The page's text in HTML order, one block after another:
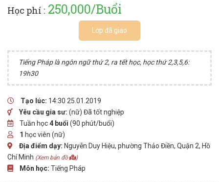
Học phí : 250,000/Buổi
Lớp đã giao
Tiếng Pháp là ngôn ngữ thứ 2, ra tết học, học thứ 2,3,5,6:
19h30
Tạo lúc: 14:30 25.01.2019
Yêu cầu gia sư: (nữ) Đã tốt nghiệp
Tuần học4 buổi (90 phút/buổi)
1 học viên (nữ)
Địa điểm dạy: Nguyễn Duy Hiệu, phường Thảo Điền, Quận 2, Hồ
Chí Minh (Xem bản đồ )
Môn học: Tiếng Pháp